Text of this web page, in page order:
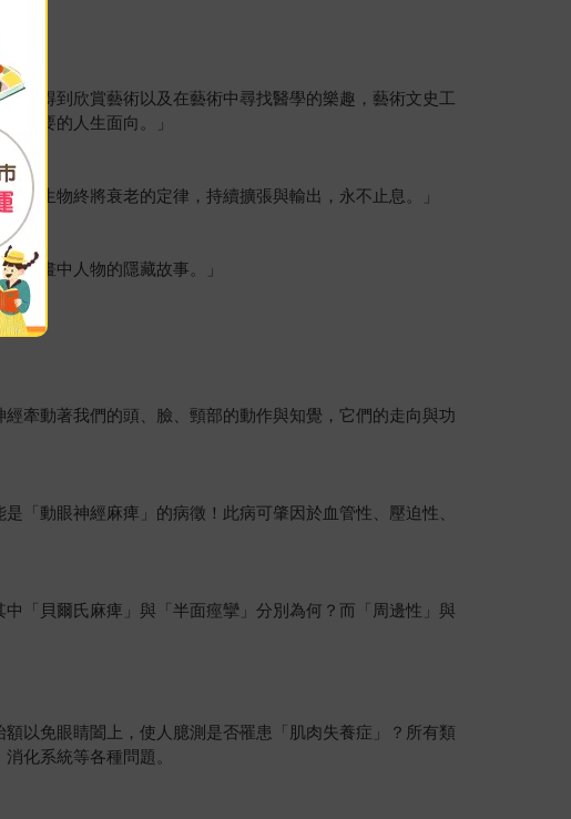
中得到欣賞藝術以及在藝術中尋找醫學的樂趣，藝術文史工
重要的人生面向。」
反生物終將衰老的定律，持續擴張與輸出，永不止息。」
與畫中人物的隱藏故事。」
牽動著我們的頭、臉、頸部的動作與知覺，它們的走向與功
動眼神經麻痺」的病徵！此病可肇因於血管性、壓迫性、
「貝爾氏麻痺」與「半面痙攣」分別為何？而「周邊性」與
以免眼睛闔上，使人臆測是否罹患「肌肉失養症」？所有類
化系統等各種問題。